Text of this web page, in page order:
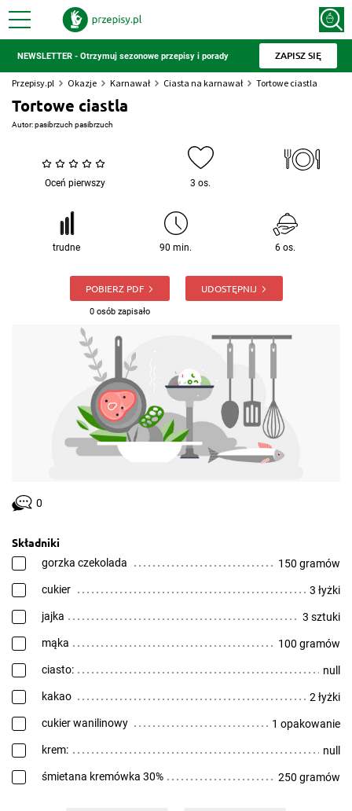
NEWSLETTER - Otrzymuj sezonowe przepisy i porady ZAPISZ SIĘ
Przepisy.pl Okazje Karnawał Ciasta na karnawał Tortowe ciastla
Tortowe ciastla
Autor:pasibrzuch pasibrzuch
Oceń pierwszy 3 os.
trudne 90 min. 6 os.
POBIERZ PDF
0 osób zapisało
UDOSTĘPNIJ
0
Składniki
gorzka czekolada 150 gramów
cukier 3 łyżki
jajka 3 sztuki
mąka 100 gramów
ciasto: null
kakao 2 łyżki
cukier wanilinowy 1 opakowanie
krem: null
śmietana kremówka 30% 250 gramów